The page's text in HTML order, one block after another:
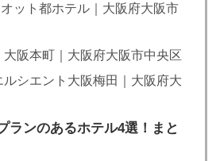
ット都ホテル｜大阪府大阪市
大阪本町｜大阪府大阪市中央区
ルシエント大阪梅田｜大阪府大
ランのあるホテル4選！まと